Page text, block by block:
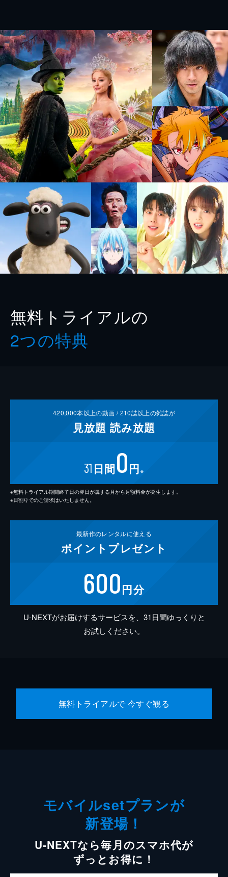
無料トライアルの
2つの特典
420,000本以上の動画 /210誌以上の雑誌が
見放題 読み放題
31 日間0円 ※
※無料トライアル期間終了日の翌日が属する月から月額料金が発生します。
※日割りでのご請求はいたしません。
最新作のレンタルに使える
ポイント プレゼント
600円分
U-NEXTがお届けするサービスを、31日間ゆっくりと
お試しください。
無料トライアルで 今すぐ観る
モバイルsetプランが
新登場！
U-NEXTなら毎月のスマホ代が
ずっとお得に！